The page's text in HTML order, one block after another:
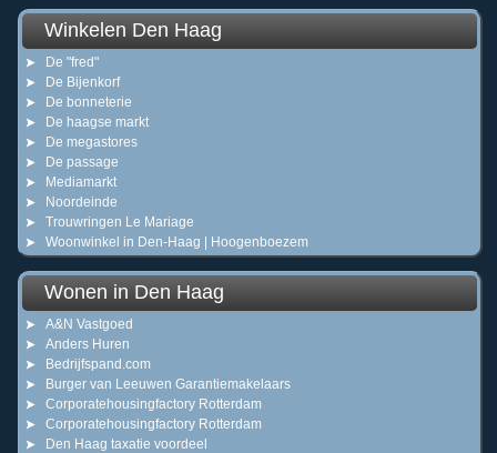
Winkelen Den Haag
De "fred"
De Bijenkorf
De bonneterie
De haagse markt
De megastores
De passage
Mediamarkt
Noordeinde
Trouwringen Le Mariage
Woonwinkel in Den-Haag | Hoogenboezem
Wonen in Den Haag
A&N Vastgoed
Anders Huren
Bedrijfspand.com
Burger van Leeuwen Garantiemakelaars
Corporatehousingfactory Rotterdam
Corporatehousingfactory Rotterdam
Den Haag taxatie voordeel